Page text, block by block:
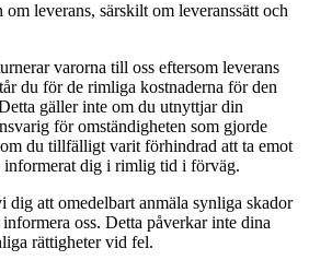
leverans, särskilt om leveranssätt och
varorna till oss eftersom leverans
du för de rimliga kostnaderna för den
gäller inte om du utnyttjar din
för omständigheten som gjorde
du tillfälligt varit förhindrad att ta emot
informerat dig i rimlig tid i förväg.
dig att omedelbart anmäla synliga skador
oss. Detta påverkar inte dina
rättigheter vid fel.